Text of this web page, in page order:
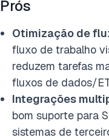
Prós
Otimização de
fluxo de trabalho
reduzem tarefas
fluxos de dados/
Integrações
bom suporte para
sistemas de